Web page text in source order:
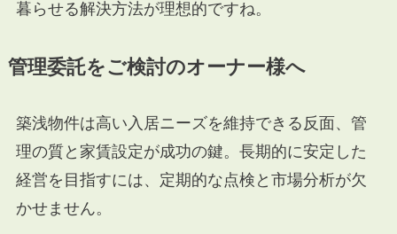
暮らせる解決方法が理想的ですね。
管理委託をご検討のオーナー様へ
築浅物件は高い入居ニーズを維持できる反面、管
理の質と家賃設定が成功の鍵。長期的に安定した
経営を目指すには、定期的な点検と市場分析が欠
かせません。